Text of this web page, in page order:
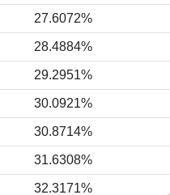
27.6072%
28.4884%
29.2951%
30.0921%
30.8714%
31.6308%
32.3171%